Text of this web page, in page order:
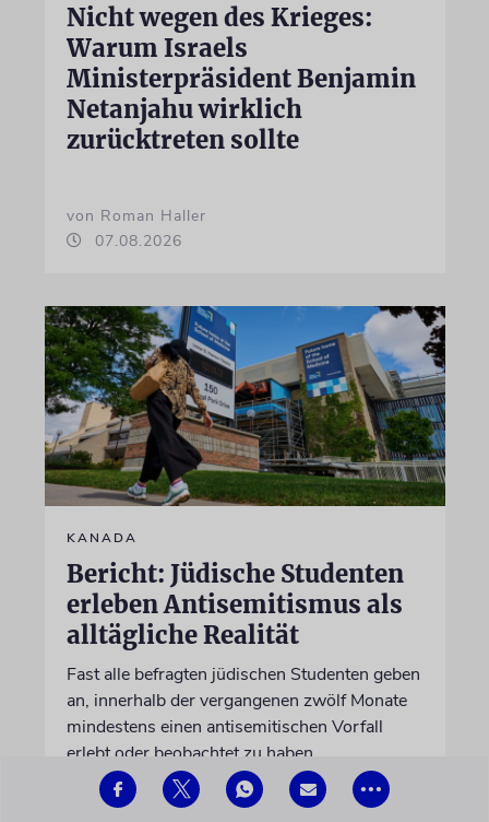
•••
Nicht wegen des Krieges:
Warum Israels
Ministerpräsident Benjamin
Netanjahu wirklich
zurücktreten sollte
von Roman Haller
07.08.2026
KANADA
Bericht: Jüdische Studenten
erleben Antisemitismus als
alltägliche Realität
Fast alle befragten jüdischen Studenten geben
an, innerhalb der vergangenen zwölf Monate
mindestens einen antisemitischen Vorfall
erlebt oder beobachtet zu haben